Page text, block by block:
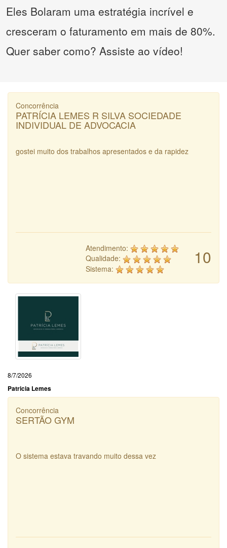
Eles Bolaram uma estratégia incrível e
cresceram o faturamento em mais de 80%.
Quer saber como? Assiste ao vídeo!
Concorrência
PATRÍCIA LEMES R SILVA SOCIEDADE
INDIVIDUAL DE ADVOCACIA
gostei muito dos trabalhos apresentados e da rapidez
10
Atendimento:
Qualidade:
Sistema:
8/7/2026
Patricia Lemes
Concorrência
SERTÃO GYM
O sistema estava travando muito dessa vez